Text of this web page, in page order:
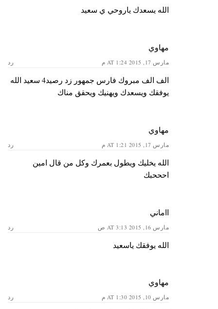
الله يسعدك ياروحي ي سعيد
مهاوي
مارس 17, 2015 AT 1:24 م رد
الف الف مبروك فارس جمهور زد رصيد4 سعيد الله
يوفقك ويسعدك ويهنيك ويحقق مناك
مهاوي
مارس 17, 2015 AT 1:21 م رد
الله يخليك ويطول بعمرك وكل من قال امين
احححبك
ااماني
مارس 16, 2015 AT 3:13 ص رد
الله يوفقك ياسعيد
مهاوي
مارس 10, 2015 AT 1:30 م رد